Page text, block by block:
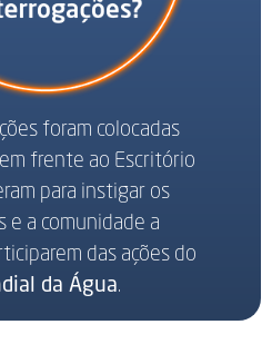
foram colocadas
frente ao Escritório
para instigar os
e a comunidade a
das ações do
da Água.